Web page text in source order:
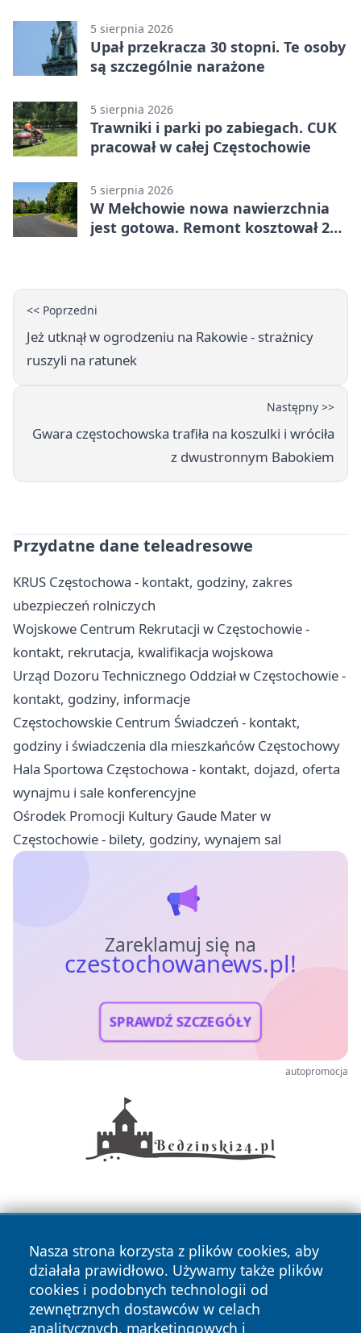
5 sierpnia 2026
Upał przekracza 30 stopni. Te osoby
są szczególnie narażone
5 sierpnia 2026
Trawniki i parki po zabiegach. CUK
pracował w całej Częstochowie
5 sierpnia 2026
W Mełchowie nowa nawierzchnia
jest gotowa. Remont kosztował 222
<< Poprzedni
Jeż utknął w ogrodzeniu na Rakowie - strażnicy
ruszyli na ratunek
Następny >>
Gwara częstochowska trafiła na koszulki i wróciła
z dwustronnym Babokiem
Przydatne dane teleadresowe
KRUS Częstochowa - kontakt, godziny, zakres
ubezpieczeń rolniczych
Wojskowe Centrum Rekrutacji w Częstochowie -
kontakt, rekrutacja, kwalifikacja wojskowa
Urząd Dozoru Technicznego Oddział w Częstochowie -
kontakt, godziny, informacje
Częstochowskie Centrum Świadczeń - kontakt,
godziny i świadczenia dla mieszkańców Częstochowy
Hala Sportowa Częstochowa - kontakt, dojazd, oferta
wynajmu i sale konferencyjne
Ośrodek Promocji Kultury Gaude Mater w
Częstochowie - bilety, godziny, wynajem sal
Zareklamuj się na
czestochowanews.pl!
SPRAWDŹ SZCZEGÓŁY
autopromocja
Nasza strona korzysta z plików cookies, aby
działała prawidłowo. Używamy także plików
cookies i podobnych technologii od
zewnętrznych dostawców w celach
analitycznych, marketingowych i
Copyright © 2026 czestochowanews.pl Wszystkie prawa
zastrzeżone.